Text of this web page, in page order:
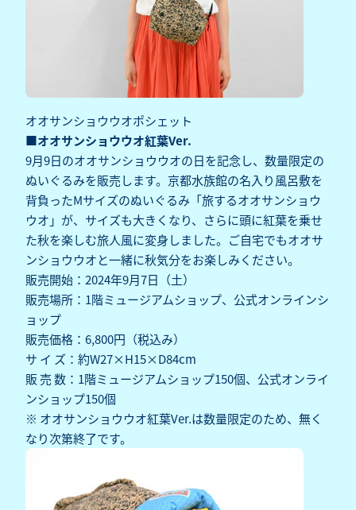
オオサンショウウオポシェット
■オオサンショウウオ紅葉Ver.
9月9日のオオサンショウウオの日を記念し、数量限定の
ぬいぐるみを販売します。京都水族館の名入り風呂敷を
背負ったMサイズのぬいぐるみ「旅するオオサンショウ
ウオ」が、サイズも大きくなり、さらに頭に紅葉を乗せ
た秋を楽しむ旅人風に変身しました。ご自宅でもオオサ
ンショウウオと一緒に秋気分をお楽しみください。
販売開始：2024年9月7日（土）
販売場所：1階ミュージアムショップ、公式オンラインシ
ョップ
販売価格：6,800円（税込み）
サ イ ズ：約W27×H15×D84cm
販 売 数：1階ミュージアムショップ150個、公式オンライ
ンショップ150個
※ オオサンショウウオ紅葉Ver.は数量限定のため、無く
なり次第終了です。